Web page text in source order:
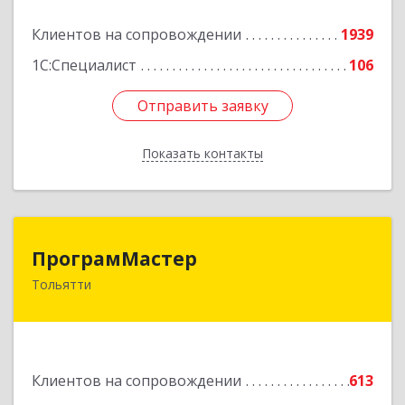
Клиентов на сопровождении
1939
1С:Специалист
106
Отправить заявку
Показать контакты
Отправить заявку
Назад
ПрограмМастер
Тольятти
Клиентов на сопровождении
613